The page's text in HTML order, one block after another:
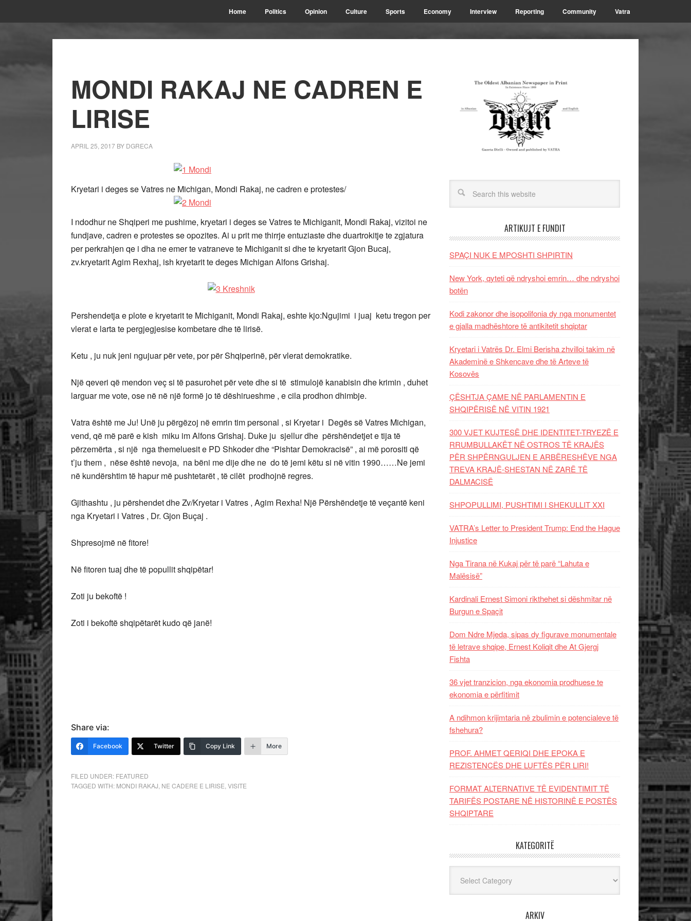
Home Politics Opinion Culture Sports Economy Interview Reporting Community Vatra
MONDI RAKAJ NE CADREN E
LIRISE
APRIL 25, 2017 BY DGRECA
Kryetari i deges se Vatres ne Michigan, Mondi Rakaj, ne cadren e protestes/
I ndodhur ne Shqiperi me pushime, kryetari i deges se Vatres te Michiganit, Mondi Rakaj, vizitoi ne
fundjave, cadren e protestes se opozites. Ai u prit me thirrje entuziaste dhe duartrokitje te zgjatura
per perkrahjen qe i dha ne emer te vatraneve te Michiganit si dhe te kryetarit Gjon Bucaj,
zv.kryetarit Agim Rexhaj, ish kryetarit te deges Michigan Alfons Grishaj.
Pershendetja e plote e kryetarit te Michiganit, Mondi Rakaj, eshte kjo:Ngujimi i juaj ketu tregon per
vlerat e larta te pergjegjesise kombetare dhe të lirisë.
Ketu , ju nuk jeni ngujuar për vete, por për Shqiperinë, për vlerat demokratike.
Një qeveri që mendon veç si të pasurohet për vete dhe si të stimulojë kanabisin dhe krimin , duhet
larguar me vote, ose në në një formë jo të dëshirueshme , e cila prodhon dhimbje.
Vatra është me Ju! Unë ju përgëzoj në emrin tim personal , si Kryetar i Degës së Vatres Michigan,
vend, që më parë e kish miku im Alfons Grishaj. Duke ju sjellur dhe përshëndetjet e tija të
përzemërta , si një nga themeluesit e PD Shkoder dhe “Pishtar Demokracisë” , ai më porositi që
t’ju them , nëse është nevoja, na bëni me dije dhe ne do të jemi këtu si në vitin 1990……Ne jemi
në kundërshtim të hapur më pushtetarët , të cilët prodhojnë regres.
Gjithashtu , ju përshendet dhe Zv/Kryetar i Vatres , Agim Rexha! Një Përshëndetje të veçantë keni
nga Kryetari i Vatres , Dr. Gjon Buçaj .
Shpresojmë në fitore!
Në fitoren tuaj dhe të popullit shqipëtar!
Zoti ju bekoftë !
Zoti i bekoftë shqipëtarët kudo që janë!
Share via:
Facebook Twitter Copy Link More
FILED UNDER: FEATURED
TAGGED WITH: MONDI RAKAJ NE CADERE E LIRISE VISITE
ARTIKUJT E FUNDIT
SPAÇI NUK E MPOSHTI SHPIRTIN
New York, qyteti që ndryshoi emrin… dhe ndryshoi
botën
Kodi zakonor dhe isopolifonia dy nga monumentet
e gjalla madhështore të antikitetit shqiptar
Kryetari i Vatrës Dr. Elmi Berisha zhvilloi takim në
Akademinë e Shkencave dhe të Arteve të
Kosovës
ÇËSHTJA ÇAME NË PARLAMENTIN E
SHQIPËRISË NË VITIN 1921
300 VJET KUJTESË DHE IDENTITET-TRYEZË E
RRUMBULLAKËT NË OSTROS TË KRAJËS
PËR SHPËRNGULJEN E ARBËRESHËVE NGA
TREVA KRAJË-SHESTAN NË ZARË TË
DALMACISË
SHPOPULLIMI, PUSHTIMI I SHEKULLIT XXI
VATRA’s Letter to President Trump: End the Hague
Injustice
Nga Tirana në Kukaj për të parë “Lahuta e
Malësisë”
Kardinali Ernest Simoni rikthehet si dëshmitar në
Burgun e Spaçit
Dom Ndre Mjeda, sipas dy figurave monumentale
të letrave shqipe, Ernest Koliqit dhe At Gjergj
Fishta
36 vjet tranzicion, nga ekonomia prodhuese te
ekonomia e përfitimit
A ndihmon krijimtaria në zbulimin e potencialeve të
fshehura?
PROF. AHMET QERIQI DHE EPOKA E
REZISTENCЁS DHE LUFTЁS PЁR LIRI!
FORMAT ALTERNATIVE TË EVIDENTIMIT TË
TARIFËS POSTARE NË HISTORINË E POSTËS
SHQIPTARE
KATEGORITË
ARKIV